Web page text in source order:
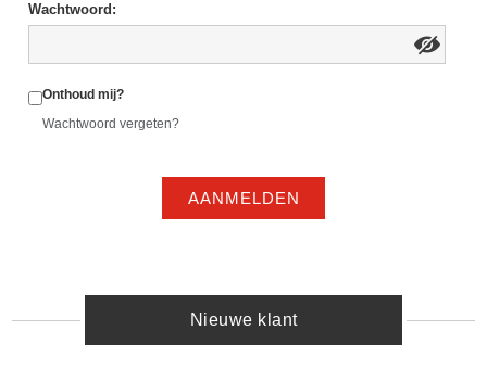
Wachtwoord:
Onthoud mij?
Wachtwoord vergeten?
AANMELDEN
Nieuwe klant